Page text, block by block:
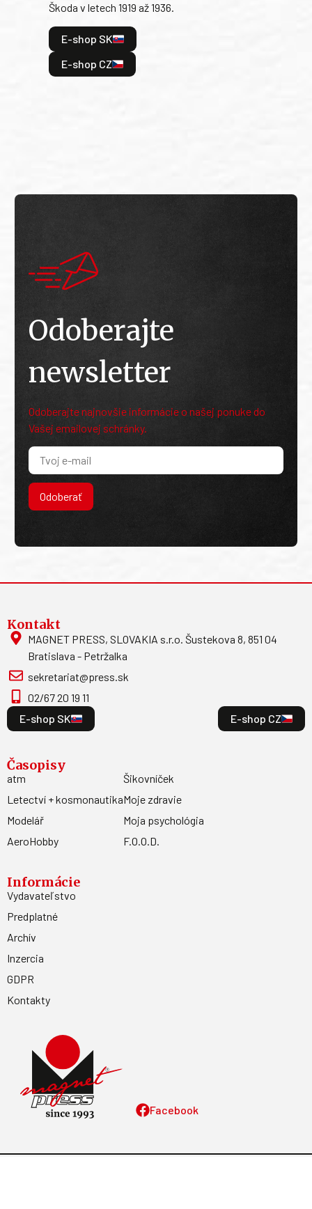
Škoda v letech 1919 až 1936.
E-shop SK
E-shop CZ
Odoberajte
newsletter
Odoberajte najnovšie informácie o našej ponuke do
Vašej emailovej schránky.
Odoberať
Facebook
Kontakt
MAGNET PRESS, SLOVAKIA s.r.o. Šustekova 8, 851 04
Bratislava - Petržalka
sekretariat@press.sk
02/67 20 19 11
E-shop SK
E-shop CZ
Časopisy
atm
Letectví + kosmonautika
Modelář
AeroHobby
Šikovníček
Moje zdravie
Moja psychológia
F.O.O.D.
Informácie
Vydavateľstvo
Predplatné
Archív
Inzercia
GDPR
Kontakty